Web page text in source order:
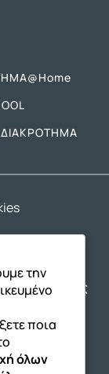
ΔΙΑΚΡΟΤΗΜΑ
Όμιλος
by
την
ποια
όλων